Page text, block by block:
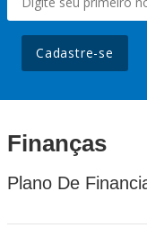
Cadastre-se
Finanças
Plano De